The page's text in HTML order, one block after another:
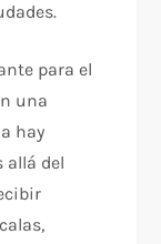
para el
una
hay
allá del